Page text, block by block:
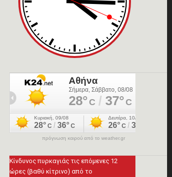
πρόγνωση καιρού από το weather.gr
Κίνδυνος πυρκαγιάς τις επόμενες 12
ώρες (βαθύ κίτρινο) από το